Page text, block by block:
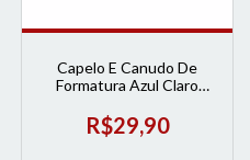
Capelo E Canudo De
Formatura Azul Claro
Formatura
R$29,90